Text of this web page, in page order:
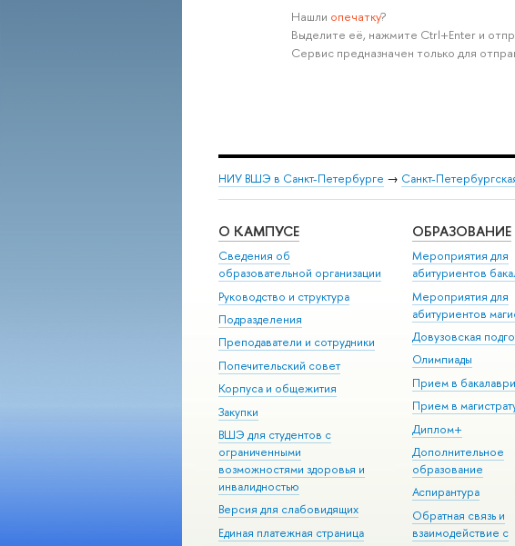
Нашли опечатку?
Выделите её, нажмите Ctrl+Enter и
Сервис предназначен только для
НИУ ВШЭ в Санкт-Петербурге → Санкт-
О КАМПУСЕ
Сведения об
образовательной организации
Руководство и структура
Подразделения
Преподаватели и сотрудники
Попечительский совет
Корпуса и общежития
Закупки
ВШЭ для студентов с
ограниченными
возможностями здоровья и
инвалидностью
Версия для слабовидящих
Единая платежная страница
ОБРАЗОВАНИЕ
Мероприятия для
абитуриентов
Мероприятия для
абитуриентов
Довузовская
Олимпиады
Прием в
Прием в
Диплом+
Дополнительное
образование
Аспирантура
Обратная связь и
взаимодействие с